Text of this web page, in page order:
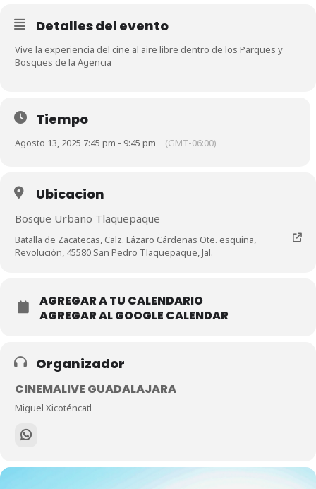
Detalles del evento
Vive la experiencia del cine al aire libre dentro de los Parques y
Bosques de la Agencia
Tiempo
Agosto 13, 2025 7:45 pm - 9:45 pm (GMT-06:00)
Ubicacion
Bosque Urbano Tlaquepaque
Batalla de Zacatecas, Calz. Lázaro Cárdenas Ote. esquina,
Revolución, 45580 San Pedro Tlaquepaque, Jal.
AGREGAR A TU CALENDARIO
AGREGAR AL GOOGLE CALENDAR
Organizador
CINEMALIVE GUADALAJARA
Miguel Xicoténcatl